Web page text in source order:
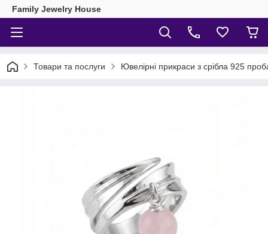
Family Jewelry House
Товари та послуги Ювелірні прикраси з срібла 925